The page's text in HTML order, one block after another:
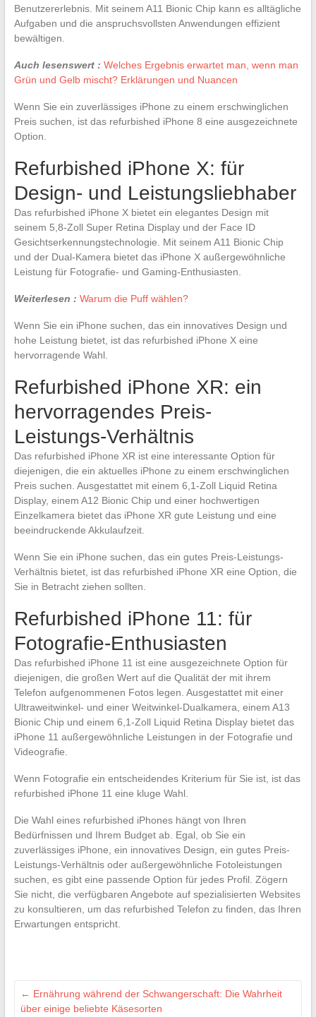
Benutzererlebnis. Mit seinem A11 Bionic Chip kann es alltägliche
Aufgaben und die anspruchsvollsten Anwendungen effizient
bewältigen.
Auch lesenswert : Welches Ergebnis erwartet man, wenn man
Grün und Gelb mischt? Erklärungen und Nuancen
Wenn Sie ein zuverlässiges iPhone zu einem erschwinglichen
Preis suchen, ist das refurbished iPhone 8 eine ausgezeichnete
Option.
Refurbished iPhone X: für
Design- und Leistungsliebhaber
Das refurbished iPhone X bietet ein elegantes Design mit
seinem 5,8-Zoll Super Retina Display und der Face ID
Gesichtserkennungstechnologie. Mit seinem A11 Bionic Chip
und der Dual-Kamera bietet das iPhone X außergewöhnliche
Leistung für Fotografie- und Gaming-Enthusiasten.
Weiterlesen : Warum die Puff wählen?
Wenn Sie ein iPhone suchen, das ein innovatives Design und
hohe Leistung bietet, ist das refurbished iPhone X eine
hervorragende Wahl.
Refurbished iPhone XR: ein
hervorragendes Preis-
Leistungs-Verhältnis
Das refurbished iPhone XR ist eine interessante Option für
diejenigen, die ein aktuelles iPhone zu einem erschwinglichen
Preis suchen. Ausgestattet mit einem 6,1-Zoll Liquid Retina
Display, einem A12 Bionic Chip und einer hochwertigen
Einzelkamera bietet das iPhone XR gute Leistung und eine
beeindruckende Akkulaufzeit.
Wenn Sie ein iPhone suchen, das ein gutes Preis-Leistungs-
Verhältnis bietet, ist das refurbished iPhone XR eine Option, die
Sie in Betracht ziehen sollten.
Refurbished iPhone 11: für
Fotografie-Enthusiasten
Das refurbished iPhone 11 ist eine ausgezeichnete Option für
diejenigen, die großen Wert auf die Qualität der mit ihrem
Telefon aufgenommenen Fotos legen. Ausgestattet mit einer
Ultraweitwinkel- und einer Weitwinkel-Dualkamera, einem A13
Bionic Chip und einem 6,1-Zoll Liquid Retina Display bietet das
iPhone 11 außergewöhnliche Leistungen in der Fotografie und
Videografie.
Wenn Fotografie ein entscheidendes Kriterium für Sie ist, ist das
refurbished iPhone 11 eine kluge Wahl.
Die Wahl eines refurbished iPhones hängt von Ihren
Bedürfnissen und Ihrem Budget ab. Egal, ob Sie ein
zuverlässiges iPhone, ein innovatives Design, ein gutes Preis-
Leistungs-Verhältnis oder außergewöhnliche Fotoleistungen
suchen, es gibt eine passende Option für jedes Profil. Zögern
Sie nicht, die verfügbaren Angebote auf spezialisierten Websites
zu konsultieren, um das refurbished Telefon zu finden, das Ihren
Erwartungen entspricht.
← Ernährung während der Schwangerschaft: Die Wahrheit
über einige beliebte Käsesorten